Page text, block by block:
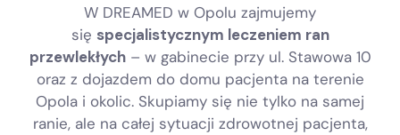
W DREAMED w Opolu zajmujemy
się specjalistycznym leczeniem ran
przewlekłych– w gabinecie przy ul. Stawowa 10
oraz z dojazdem do domu pacjenta na terenie
Opola i okolic. Skupiamy się nie tylko na samej
ranie, ale na całej sytuacji zdrowotnej pacjenta,